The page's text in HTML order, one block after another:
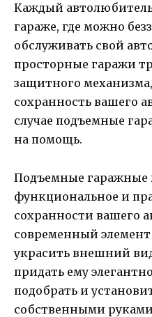
Каждый
гараже, где можно
обслуживать свой
просторные гаражи
защитного
сохранность вашего
случае подъемные
на помощь.
Подъемные гаражные
функциональное и
сохранности вашего
современный
украсить внешний
придать ему
подобрать и
собственными